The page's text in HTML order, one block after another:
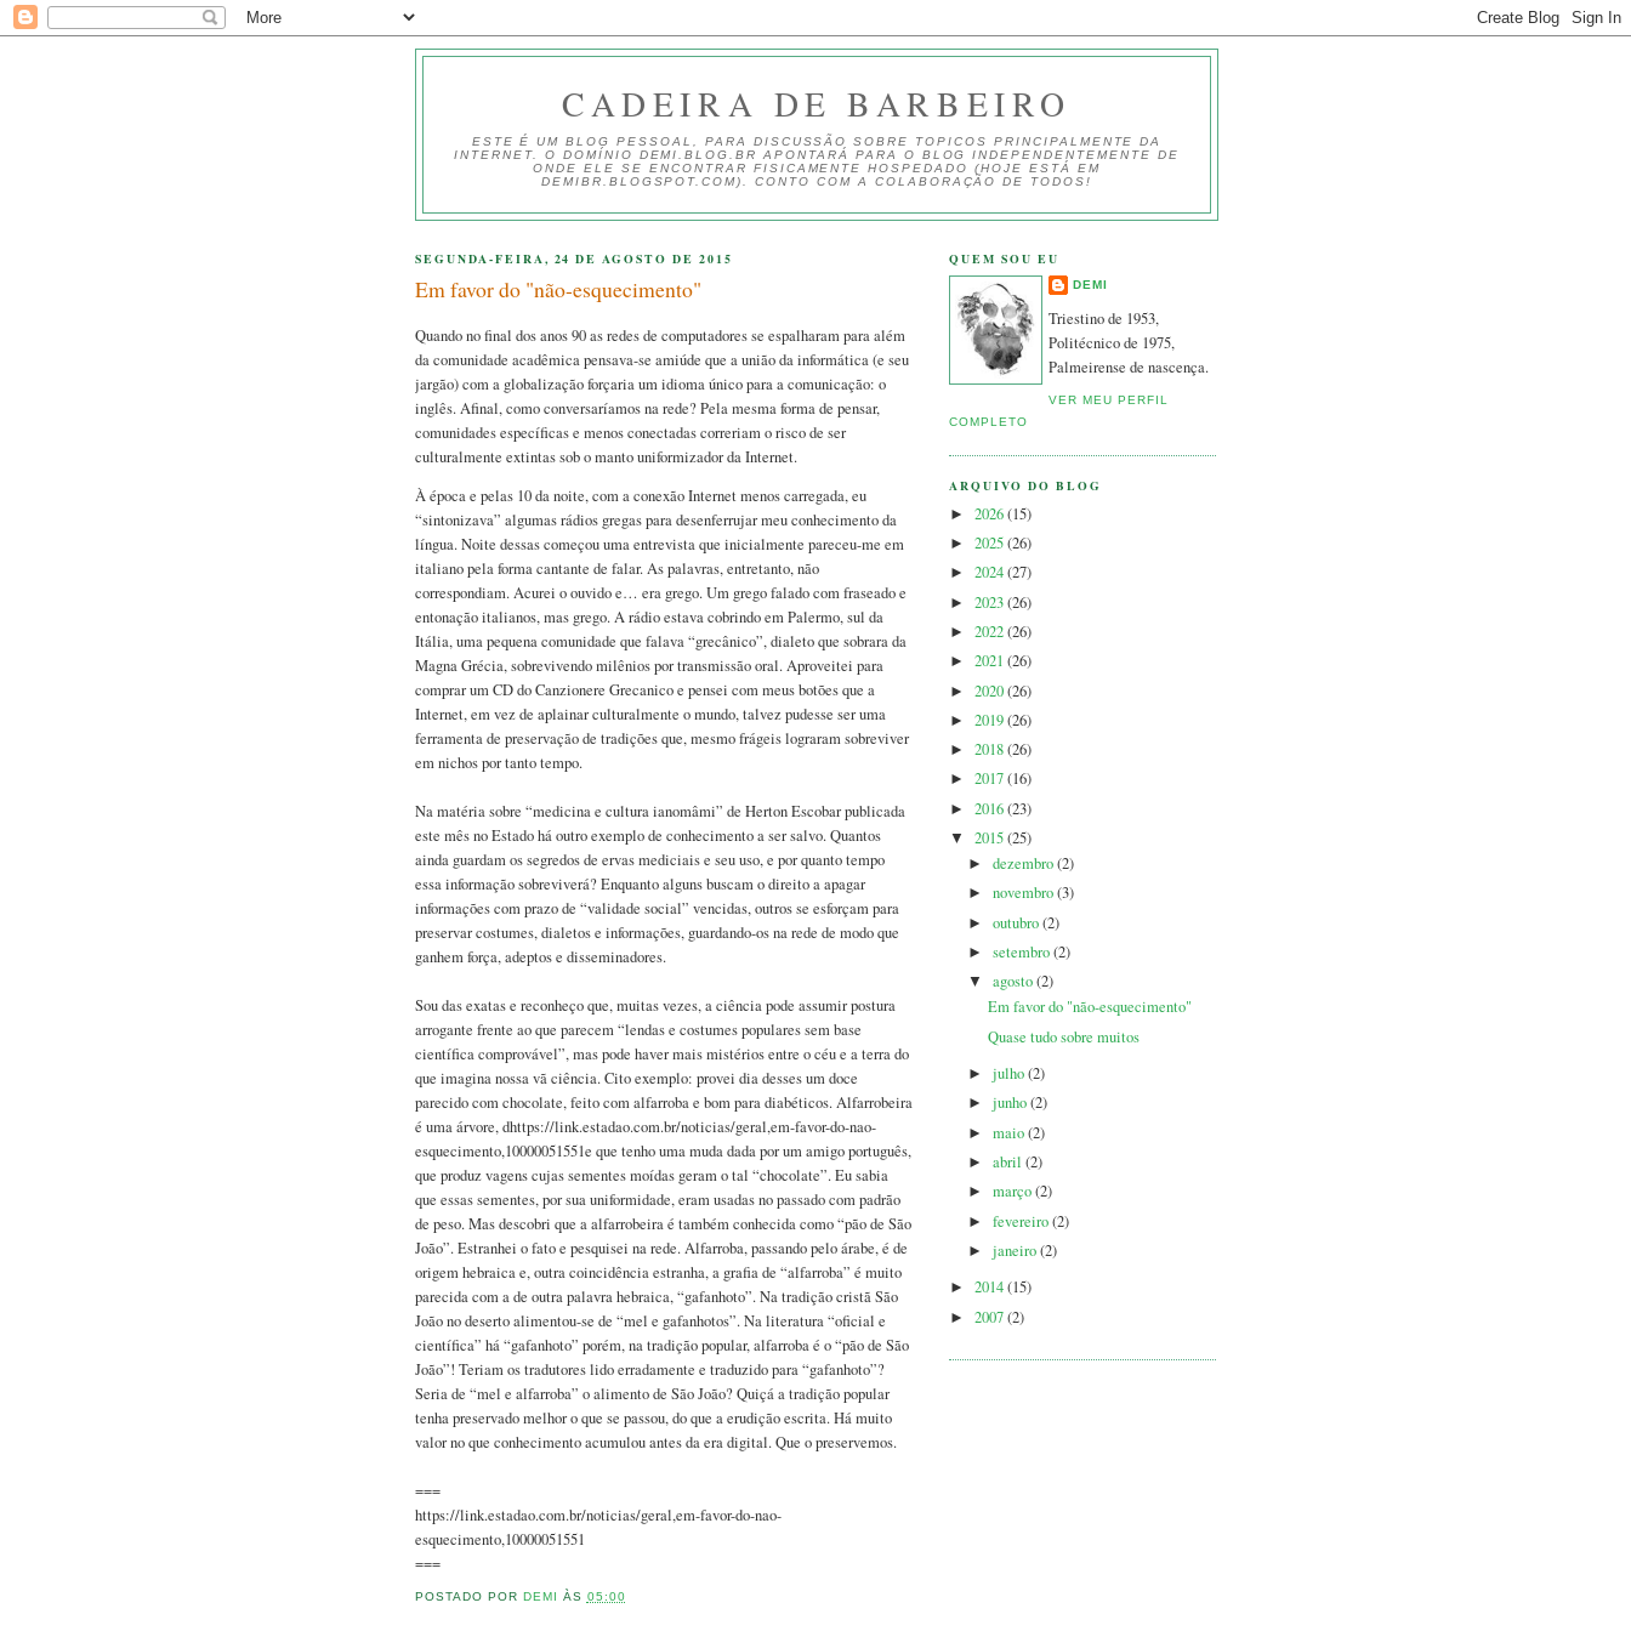
CADEIRA DE BARBEIRO
ESTE É UM BLOG PESSOAL, PARA DISCUSSÃO SOBRE TOPICOS PRINCIPALMENTE DA
INTERNET. O DOMÍNIO DEMI.BLOG.BR APONTARÁ PARA O BLOG INDEPENDENTEMENTE DE
ONDE ELE SE ENCONTRAR FISICAMENTE HOSPEDADO (HOJE ESTÁ EM
DEMIBR.BLOGSPOT.COM). CONTO COM A COLABORAÇÃO DE TODOS!
SEGUNDA-FEIRA, 24 DE AGOSTO DE 2015
Em favor do "não-esquecimento"
Quando no final dos anos 90 as redes de computadores se espalharam para além
da comunidade acadêmica pensava-se amiúde que a união da informática (e seu
jargão) com a globalização forçaria um idioma único para a comunicação: o
inglês. Afinal, como conversaríamos na rede? Pela mesma forma de pensar,
comunidades específicas e menos conectadas correriam o risco de ser
culturalmente extintas sob o manto uniformizador da Internet.
À época e pelas 10 da noite, com a conexão Internet menos carregada, eu
“sintonizava” algumas rádios gregas para desenferrujar meu conhecimento da
língua. Noite dessas começou uma entrevista que inicialmente pareceu-me em
italiano pela forma cantante de falar. As palavras, entretanto, não
correspondiam. Acurei o ouvido e… era grego. Um grego falado com fraseado e
entonação italianos, mas grego. A rádio estava cobrindo em Palermo, sul da
Itália, uma pequena comunidade que falava “grecânico”, dialeto que sobrara da
Magna Grécia, sobrevivendo milênios por transmissão oral. Aproveitei para
comprar um CD do Canzionere Grecanico e pensei com meus botões que a
Internet, em vez de aplainar culturalmente o mundo, talvez pudesse ser uma
ferramenta de preservação de tradições que, mesmo frágeis lograram sobreviver
em nichos por tanto tempo.
Na matéria sobre “medicina e cultura ianomâmi” de Herton Escobar publicada
este mês no Estado há outro exemplo de conhecimento a ser salvo. Quantos
ainda guardam os segredos de ervas mediciais e seu uso, e por quanto tempo
essa informação sobreviverá? Enquanto alguns buscam o direito a apagar
informações com prazo de “validade social” vencidas, outros se esforçam para
preservar costumes, dialetos e informações, guardando-os na rede de modo que
ganhem força, adeptos e disseminadores.
Sou das exatas e reconheço que, muitas vezes, a ciência pode assumir postura
arrogante frente ao que parecem “lendas e costumes populares sem base
científica comprovável”, mas pode haver mais mistérios entre o céu e a terra do
que imagina nossa vã ciência. Cito exemplo: provei dia desses um doce
parecido com chocolate, feito com alfarroba e bom para diabéticos. Alfarrobeira
é uma árvore, dhttps://link.estadao.com.br/noticias/geral,em-favor-do-nao-
esquecimento,10000051551e que tenho uma muda dada por um amigo português,
que produz vagens cujas sementes moídas geram o tal “chocolate”. Eu sabia
que essas sementes, por sua uniformidade, eram usadas no passado com padrão
de peso. Mas descobri que a alfarrobeira é também conhecida como “pão de São
João”. Estranhei o fato e pesquisei na rede. Alfarroba, passando pelo árabe, é de
origem hebraica e, outra coincidência estranha, a grafia de “alfarroba” é muito
parecida com a de outra palavra hebraica, “gafanhoto”. Na tradição cristã São
João no deserto alimentou-se de “mel e gafanhotos”. Na literatura “oficial e
científica” há “gafanhoto” porém, na tradição popular, alfarroba é o “pão de São
João”! Teriam os tradutores lido erradamente e traduzido para “gafanhoto”?
Seria de “mel e alfarroba” o alimento de São João? Quiçá a tradição popular
tenha preservado melhor o que se passou, do que a erudição escrita. Há muito
valor no que conhecimento acumulou antes da era digital. Que o preservemos.
===
https://link.estadao.com.br/noticias/geral,em-favor-do-nao-
esquecimento,10000051551
===
POSTADO POR DEMI ÀS 05:00
QUEM SOU EU
DEMI
Triestino de 1953,
Politécnico de 1975,
Palmeirense de nascença.
VER MEU PERFIL
COMPLETO
ARQUIVO DO BLOG
► 2026(15)
► 2025(26)
► 2024(27)
► 2023(26)
► 2022(26)
► 2021 (26)
► 2020(26)
► 2019(26)
► 2018(26)
► 2017(16)
► 2016(23)
▼ 2015(25)
►dezembro(2)
►novembro(3)
►outubro(2)
►setembro(2)
▼agosto(2)
Em favor do "não-esquecimento"
Quase tudo sobre muitos
►julho(2)
►junho(2)
►maio(2)
►abril(2)
►março(2)
►fevereiro(2)
►janeiro(2)
► 2014(15)
► 2007(2)